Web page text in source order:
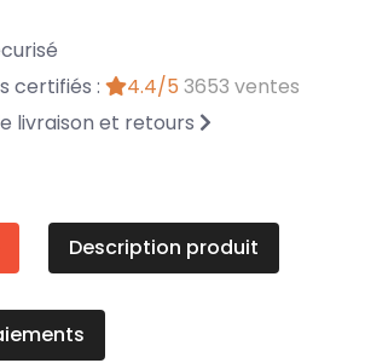
certifiés :
4.4/5 3653 ventes
livraison et retours
Description produit